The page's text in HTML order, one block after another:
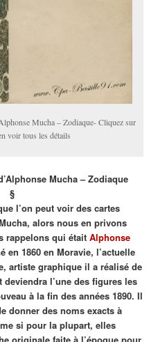
Mucha – Zodiaque- Cliquez sur
voir tous les détails
Mucha – Zodiaque
§
l’on peut voir des cartes
alors nous en privons
rappelons qui étaitAlphonse
en 1860 en Moravie, l’actuelle
artiste graphique il a réalisé de
deviendra l’une des figures les
à la fin des années 1890. Il
donner des noms exacts à
si pour la plupart, elles